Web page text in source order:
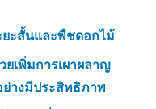
ยะสั้นและพืชดอกไม้
เพิ่มการเผาผลาญ
ย่างมีประสิทธิภาพ